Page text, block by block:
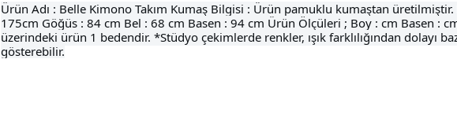
Ürün Adı : Belle Kimono Takım Kumaş Bilgisi : Ürün pamuklu kumaştan
175cm Göğüs : 84 cm Bel : 68 cm Basen : 94 cm Ürün Ölçüleri ; Boy : cm Basen :
üzerindeki ürün 1 bedendir. *Stüdyo çekimlerde renkler, ışık farklılığından dolayı
gösterebilir.